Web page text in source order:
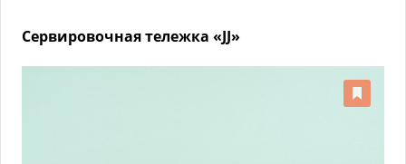
Сервировочная тележка «JJ»